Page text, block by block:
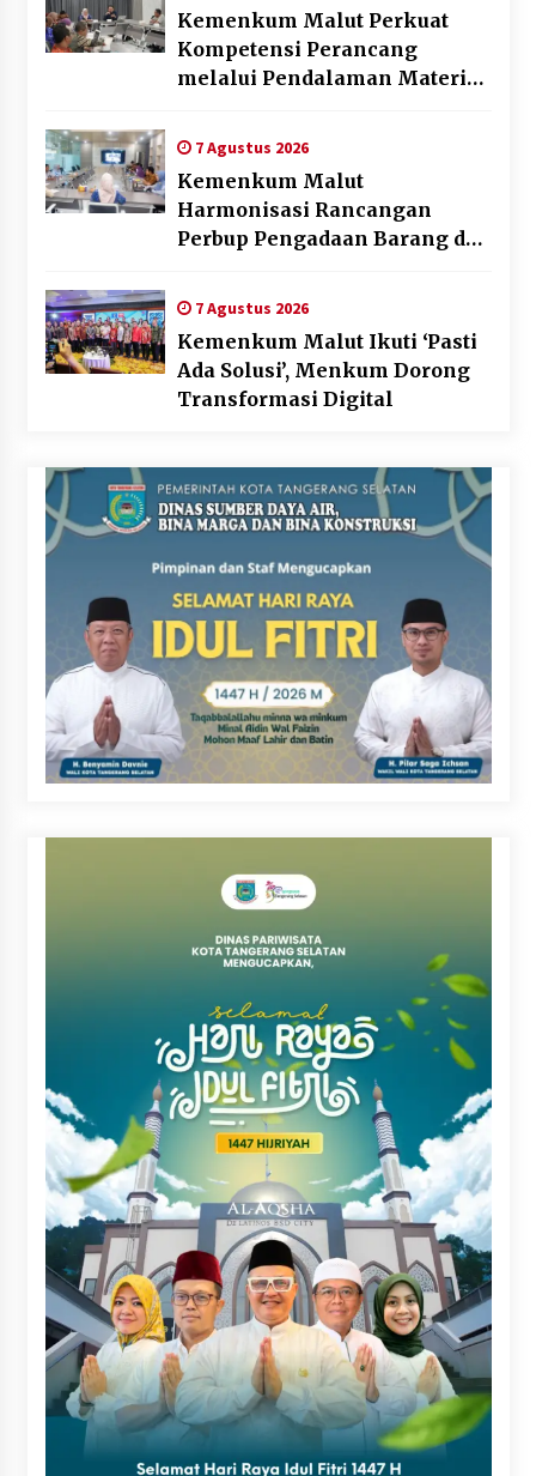
Kemenkum Malut Perkuat
Kompetensi Perancang
melalui Pendalaman Materi
Daerah
7 Agustus 2026
Kemenkum Malut
Harmonisasi Rancangan
Perbup Pengadaan Barang dan
7 Agustus 2026
Kemenkum Malut Ikuti ‘Pasti
Ada Solusi’, Menkum Dorong
Transformasi Digital